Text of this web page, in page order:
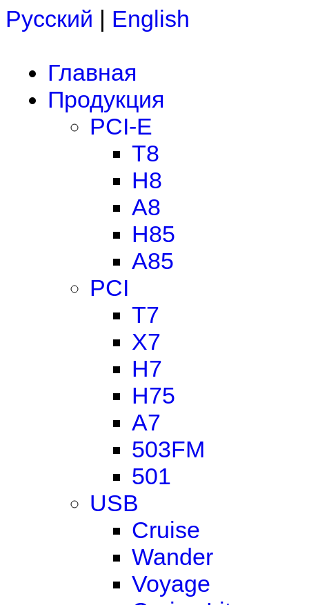
Русский | English
Главная
Продукция
PCI-E
T8
H8
A8
H85
A85
PCI
T7
X7
H7
H75
A7
503FM
501
USB
Cruise
Wander
Voyage